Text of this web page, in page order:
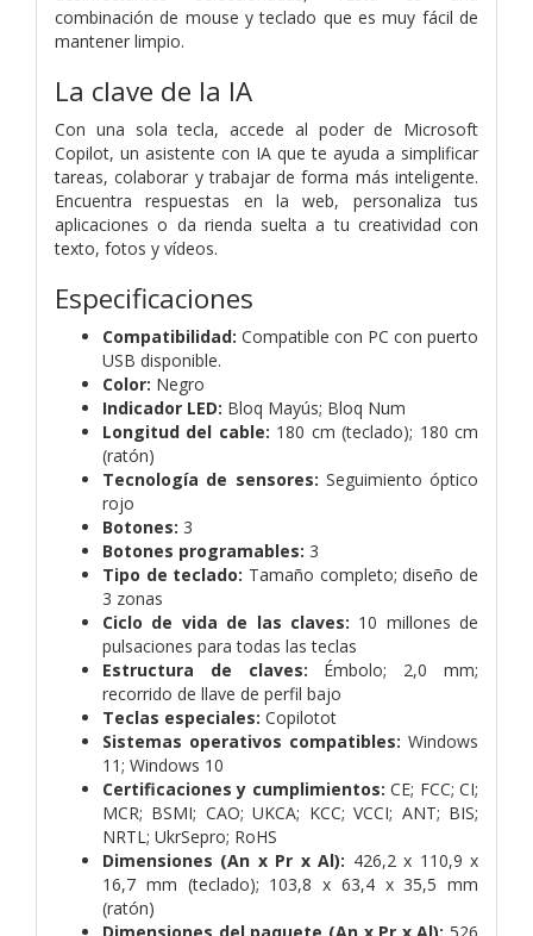
combinación de mouse y teclado que es muy fácil de
mantener limpio.
La clave de la IA
Con una sola tecla, accede al poder de Microsoft
Copilot, un asistente con IA que te ayuda a simplificar
tareas, colaborar y trabajar de forma más inteligente.
Encuentra respuestas en la web, personaliza tus
aplicaciones o da rienda suelta a tu creatividad con
texto, fotos y vídeos.
Especificaciones
Compatibilidad: Compatible con PC con puerto
USB disponible.
Color: Negro
Indicador LED: Bloq Mayús; Bloq Num
Longitud del cable: 180 cm (teclado); 180 cm
(ratón)
Tecnología de sensores: Seguimiento óptico
rojo
Botones: 3
Botones programables: 3
Tipo de teclado: Tamaño completo; diseño de
3 zonas
Ciclo de vida de las claves: 10 millones de
pulsaciones para todas las teclas
Estructura de claves: Émbolo; 2,0 mm;
recorrido de llave de perfil bajo
Teclas especiales: Copilotot
Sistemas operativos compatibles: Windows
11; Windows 10
Certificaciones y cumplimientos:CE; FCC; CI;
MCR; BSMI; CAO; UKCA; KCC; VCCI; ANT; BIS;
NRTL; UkrSepro; RoHS
Dimensiones (An x Pr x Al): 426,2 x 110,9 x
16,7 mm (teclado); 103,8 x 63,4 x 35,5 mm
(ratón)
Dimensiones del paquete (An x Pr x Al): 526